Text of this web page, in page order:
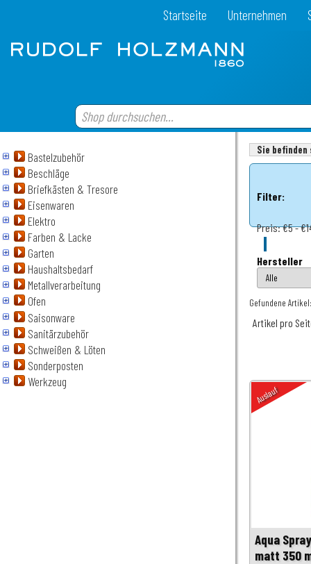
Startseite Unternehmen
Bastelzubehör
Beschläge
Briefkästen & Tresore
Eisenwaren
Elektro
Farben & Lacke
Garten
Haushaltsbedarf
Metallverarbeitung
Ofen
Saisonware
Sanitärzubehör
Schweißen & Löten
Sonderposten
Werkzeug
Sie
Filter:
Preis:€5 -
Hersteller
Gefundene
Artikel pro
Auslauf
Aqua
matt 350